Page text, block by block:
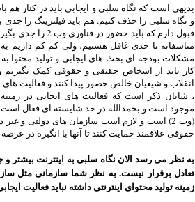
بدیهی است که نگاه سلبی و ایجابی باید در کنار هم
و نگاه سلبی را حذف کنیم. هم باید فیلترینگ را
متاسفانه تا حدی غافل هستیم، ولی کم کم داریم
مشکلات بودجه ای بحث های ایجابی و تولید محتوا
کار باید از اشخاص حقیقی و حقوقی کمک
، شایان ذکر است که فعالیت های ایجابی در
موجود است و بحمدالله در حد شایسته ای فعال
(وب 2) است و لازم است سازمان های دولتی و
حقوقی علاقمند حمایت کنند تا آنها با انگیزه در عرصه های وب 2
به نظر می رسد الان نگاه سلبی به اینترنت بیشتر و
تعادل برقرار نیست. به نظر شما سازمانی مثل
زمینه تولید محتوای اینترنتی داشته نباید فعالیت